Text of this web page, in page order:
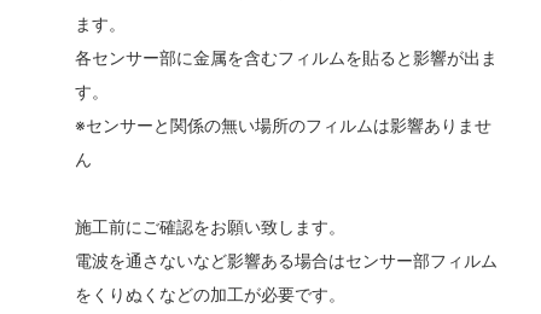
ます。
各センサー部に金属を含むフィルムを貼ると影響が出ま
す。
※センサーと関係の無い場所のフィルムは影響ありませ
ん
施工前にご確認をお願い致します。
電波を通さないなど影響ある場合はセンサー部フィルム
をくりぬくなどの加工が必要です。